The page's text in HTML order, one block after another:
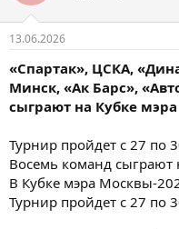
13.06.2026
«Спартак», ЦСКА,
Минск, «Ак Барс»,
сыграют на Кубке
Турнир пройдет с 27 по
Восемь команд сыграют
В Кубке мэра Москвы-
Турнир пройдет с 27 по